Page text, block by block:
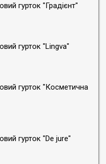
гурток "Градієнт"
гурток "Lingva"
гурток "Косметична
гурток "De jure"